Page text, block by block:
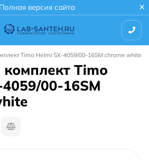
Полная версия сайта
Timo Helmi SX-4059/00-16SM chrome white
Timo
00-16SM